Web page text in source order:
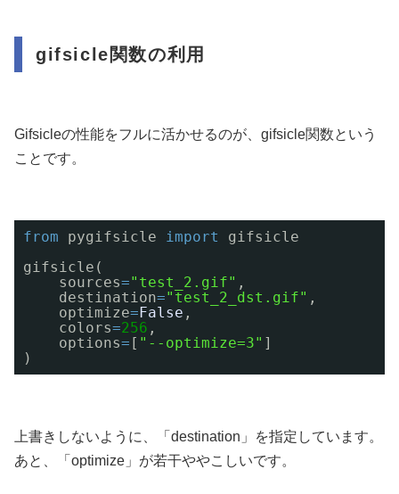
gifsicle関数の利用
Gifsicleの性能をフルに活かせるのが、gifsicle関数という
ことです。
from pygifsicle import
gifsicle
gifsicle(
sources="test_2.gif" ,
destination="test_2_dst.gif" ,
optimize= False ,
colors=256 ,
options= [ "--optimize=3" ]
)
上書きしないように、「destination」を指定しています。
あと、「optimize」が若干ややこしいです。